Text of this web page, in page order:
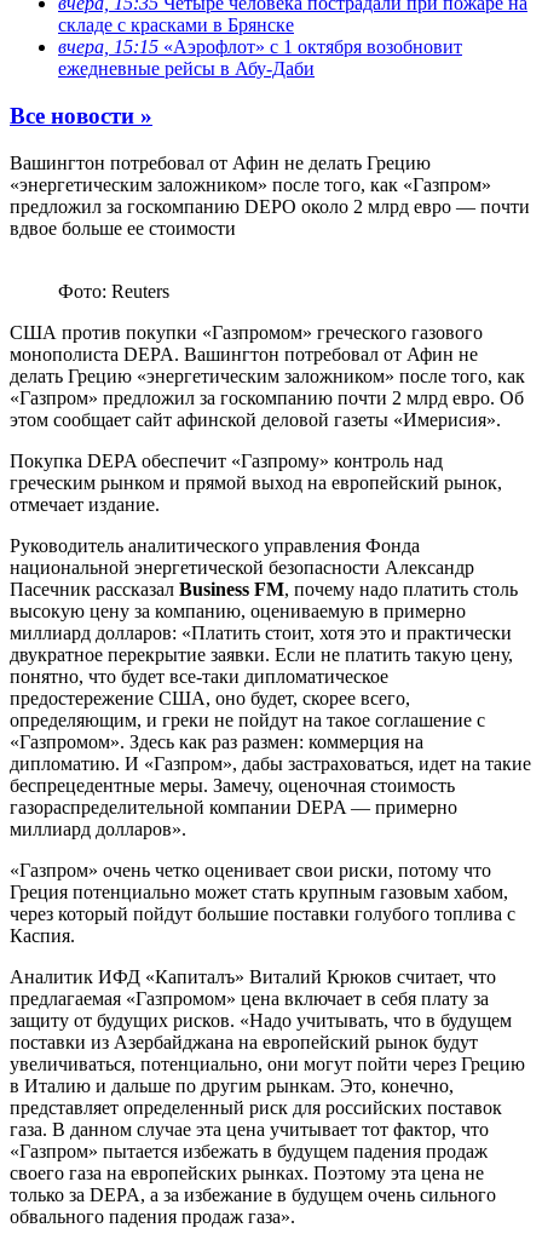
складе с красками в Брянске
вчера, 15:15 «Аэрофлот» с 1 октября возобновит
ежедневные рейсы в Абу-Даби
Все новости »
Вашингтон потребовал от Афин не делать Грецию
«энергетическим заложником» после того, как «Газпром»
предложил за госкомпанию DEPO около 2 млрд евро — почти
вдвое больше ее стоимости
Фото: Reuters
США против покупки «Газпромом» греческого газового
монополиста DEPA. Вашингтон потребовал от Афин не
делать Грецию «энергетическим заложником» после того, как
«Газпром» предложил за госкомпанию почти 2 млрд евро. Об
этом сообщает сайт афинской деловой газеты «Имерисия».
Покупка DEPA обеспечит «Газпрому» контроль над
греческим рынком и прямой выход на европейский рынок,
отмечает издание.
Руководитель аналитического управления Фонда
национальной энергетической безопасности Александр
Пасечник рассказал Business FM, почему надо платить столь
высокую цену за компанию, оцениваемую в примерно
миллиард долларов: «Платить стоит, хотя это и практически
двукратное перекрытие заявки. Если не платить такую цену,
понятно, что будет все-таки дипломатическое
предостережение США, оно будет, скорее всего,
определяющим, и греки не пойдут на такое соглашение с
«Газпромом». Здесь как раз размен: коммерция на
дипломатию. И «Газпром», дабы застраховаться, идет на такие
беспрецедентные меры. Замечу, оценочная стоимость
газораспределительной компании DEPA — примерно
миллиард долларов».
«Газпром» очень четко оценивает свои риски, потому что
Греция потенциально может стать крупным газовым хабом,
через который пойдут большие поставки голубого топлива с
Каспия.
Аналитик ИФД «Капиталъ» Виталий Крюков считает, что
предлагаемая «Газпромом» цена включает в себя плату за
защиту от будущих рисков. «Надо учитывать, что в будущем
поставки из Азербайджана на европейский рынок будут
увеличиваться, потенциально, они могут пойти через Грецию
в Италию и дальше по другим рынкам. Это, конечно,
представляет определенный риск для российских поставок
газа. В данном случае эта цена учитывает тот фактор, что
«Газпром» пытается избежать в будущем падения продаж
своего газа на европейских рынках. Поэтому эта цена не
только за DEPA, а за избежание в будущем очень сильного
обвального падения продаж газа».